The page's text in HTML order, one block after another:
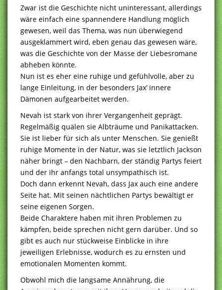
Zwar ist die Geschichte nicht uninteressant, allerdings
wäre einfach eine spannendere Handlung möglich
gewesen, weil das Thema, was nun überwiegend
ausgeklammert wird, eben genau das gewesen wäre,
was die Geschichte von der Masse der Liebesromane
abheben könnte.
Nun ist es eher eine ruhige und gefühlvolle, aber zu
lange Einleitung, in der besonders Jax’ innere
Dämonen aufgearbeitet werden.
Nevah ist stark von ihrer Vergangenheit geprägt.
Regelmäßig quälen sie Albträume und Panikattacken.
Sie ist lieber für sich als unter Menschen. Sie genießt
ruhige Momente in der Natur, was sie letztlich Jackson
näher bringt – den Nachbarn, der ständig Partys feiert
und der ihr anfangs total unsympathisch ist.
Doch dann erkennt Nevah, dass Jax auch eine andere
Seite hat. Mit seinen nächtlichen Partys bewältigt er
seine eigenen Sorgen.
Beide Charaktere haben mit ihren Problemen zu
kämpfen, beide sprechen nicht gern darüber. Und so
gibt es auch nur stückweise Einblicke in ihre
jeweiligen Erlebnisse, wodurch es zu ernsten und
emotionalen Momenten kommt.
Obwohl mich die langsame Annährung, die